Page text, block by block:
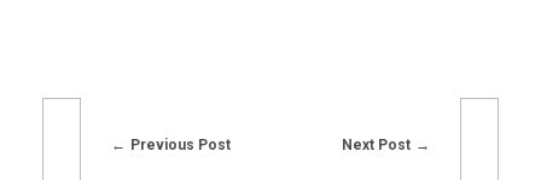
Previous Post Next Post